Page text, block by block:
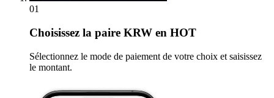
01
Choisissez la paire KRW en HOT
Sélectionnez le mode de paiement de votre choix et saisissez
le montant.